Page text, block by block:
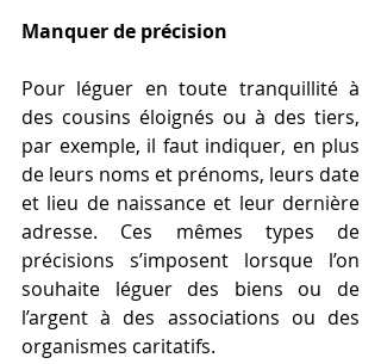
Manquer de précision
Pour léguer en toute tranquillité à
des cousins éloignés ou à des tiers,
par exemple, il faut indiquer, en plus
de leurs noms et prénoms, leurs date
et lieu de naissance et leur dernière
adresse. Ces mêmes types de
précisions s’imposent lorsque l’on
souhaite léguer des biens ou de
l’argent à des associations ou des
organismes caritatifs.